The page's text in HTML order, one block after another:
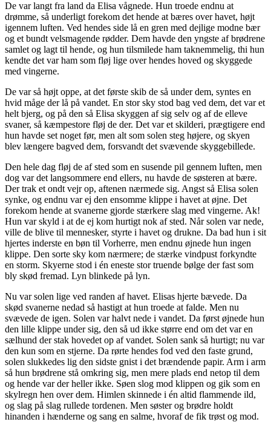
De var langt fra land da Elisa vågnede. Hun troede endnu at
drømme, så underligt forekom det hende at bæres over havet, højt
igennem luften. Ved hendes side lå en gren med dejlige modne bær
og et bundt velsmagende rødder. Dem havde den yngste af brødrene
samlet og lagt til hende, og hun tilsmilede ham taknemmelig, thi hun
kendte det var ham som fløj lige over hendes hoved og skyggede
med vingerne.
De var så højt oppe, at det første skib de så under dem, syntes en
hvid måge der lå på vandet. En stor sky stod bag ved dem, det var et
helt bjerg, og på den så Elisa skyggen af sig selv og af de elleve
svaner, så kæmpestore fløj de der. Det var etskilderi, prægtigere end
hun havde set noget før, men alt som solen steg højere, og skyen
blev længere bagved dem, forsvandt det svævende skyggebillede.
Den hele dag fløj de af sted som en susende pil gennem luften, men
dog var det langsommere end ellers, nu havde de søsteren at bære.
Der trak et ondt vejr op, aftenen nærmede sig. Angst så Elisa solen
synke, og endnu var ej den ensomme klippe i havet at øjne. Det
forekom hende at svanerne gjorde stærkere slag med vingerne. Ak!
Hun var skyld i at de ej kom hurtigt nok af sted. Når solen var nede,
ville de blive til mennesker, styrte i havet og drukne. Da bad hun i sit
hjertes inderste en bøn til Vorherre, men endnu øjnede hun ingen
klippe. Den sorte sky kom nærmere; de stærke vindpust forkyndte
en storm. Skyerne stod i én eneste stor truende bølge der fast som
bly skød fremad. Lyn blinkede på lyn.
Nu var solen lige ved randen af havet. Elisas hjerte bævede. Da
skød svanerne nedad så hastigt at hun troede at falde. Men nu
svævede de igen. Solen var halvt nede i vandet. Da først øjnede hun
den lille klippe under sig, den så ud ikke større end om det var en
sælhund der stak hovedet op af vandet. Solen sank så hurtigt; nu var
den kun som en stjerne. Da rørte hendes fod ved den faste grund,
solen slukkedes lig den sidste gnist i det brændende papir. Arm i arm
så hun brødrene stå omkring sig, men mere plads end netop til dem
og hende var der heller ikke. Søen slog mod klippen og gik som en
skylregn hen over dem. Himlen skinnede i én altid flammende ild,
og slag på slag rullede tordenen. Men søster og brødre holdt
hinanden i hænderne og sang en salme, hvoraf de fik trøst og mod.